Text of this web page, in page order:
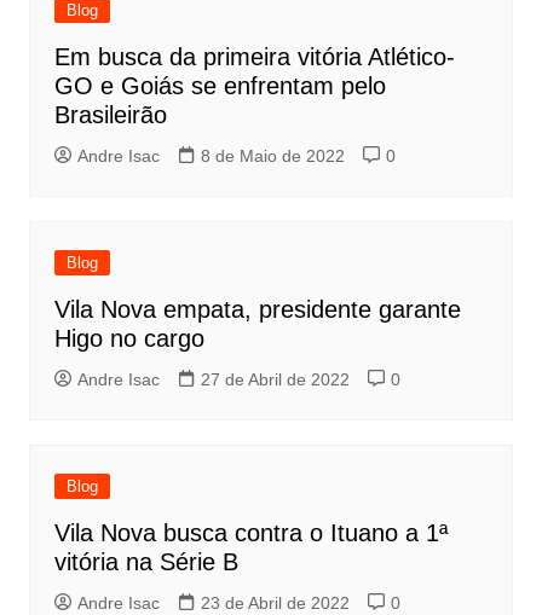
Blog
Em busca da primeira vitória Atlético-
GO e Goiás se enfrentam pelo
Brasileirão
Andre Isac 8 de Maio de 2022 0
Blog
Vila Nova empata, presidente garante
Higo no cargo
Andre Isac 27 de Abril de 2022 0
Blog
Vila Nova busca contra o Ituano a 1ª
vitória na Série B
Andre Isac 23 de Abril de 2022 0